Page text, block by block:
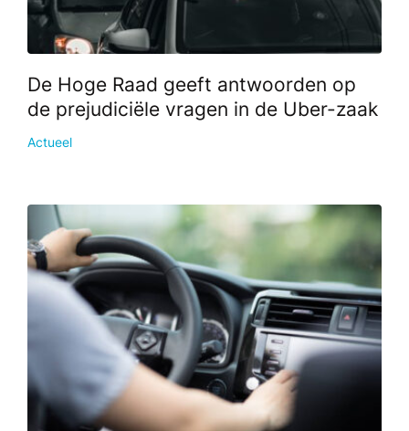
De Hoge Raad geeft antwoorden op
de prejudiciële vragen in de Uber-zaak
Actueel